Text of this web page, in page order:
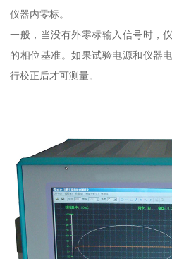
仪器内零标。
一般，当没有外零标输入信号时，
的相位基准。如果试验电源和仪器
行校正后才可测量。